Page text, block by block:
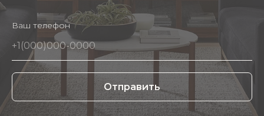
Ваш телефон
Отправить